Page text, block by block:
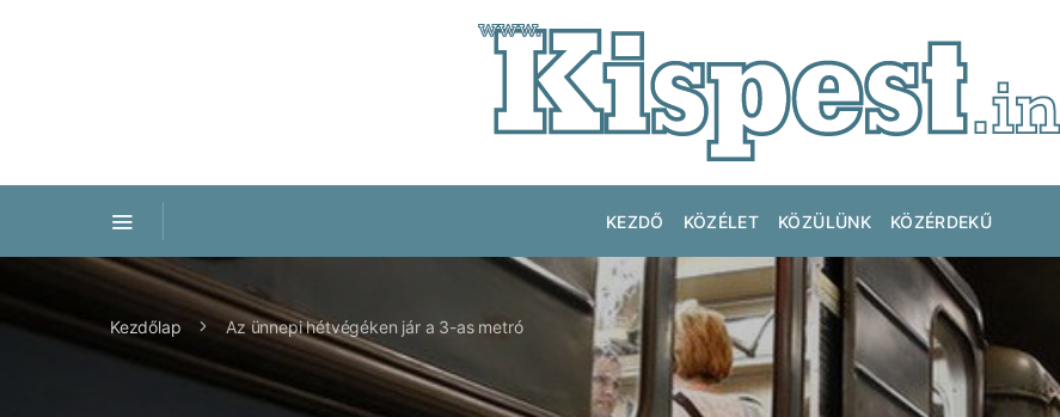
KEZDŐ KÖZÉLET KÖZÜLÜNK KÖZÉRDEKŰ
Kezdőlap Az ünnepi hétvégéken jár a 3-as metró